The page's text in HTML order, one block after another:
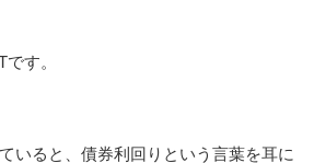
す。
いると、債券利回りという言葉を耳に